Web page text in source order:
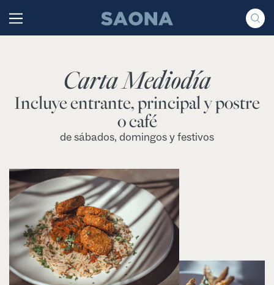
Grupo Saona
Carta Mediodía
Incluye entrante, principal y postre
o café
de sábados, domingos y festivos